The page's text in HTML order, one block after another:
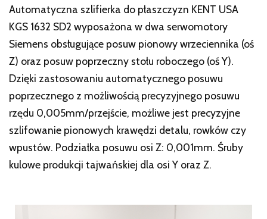
Automatyczna szlifierka do płaszczyzn KENT USA
KGS 1632 SD2 wyposażona w dwa serwomotory
Siemens obsługujące posuw pionowy wrzeciennika (oś
Z) oraz posuw poprzeczny stołu roboczego (oś Y).
Dzięki zastosowaniu automatycznego posuwu
poprzecznego z możliwością precyzyjnego posuwu
rzędu 0,005mm/przejście, możliwe jest precyzyjne
szlifowanie pionowych krawędzi detalu, rowków czy
wpustów. Podziałka posuwu osi Z: 0,001mm. Śruby
kulowe produkcji tajwańskiej dla osi Y oraz Z.